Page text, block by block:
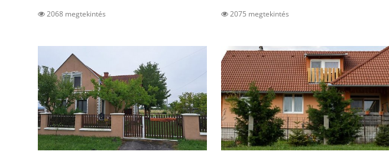
2068 megtekintés 2075 megtekintés